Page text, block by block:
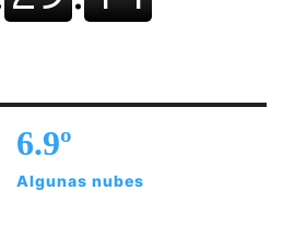
6.9º
Algunas nubes